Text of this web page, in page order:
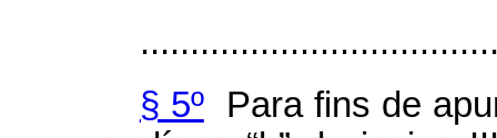
§ 5ºPara fins de